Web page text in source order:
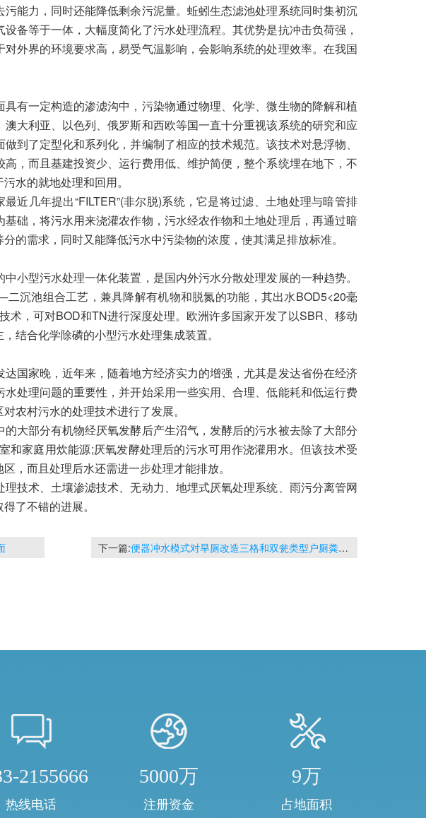
能力，同时还能降低剩余污泥量。蚯蚓生态滤池处理系统同时集初沉
备等于一体，大幅度简化了污水处理流程。其优势是抗冲击负荷强，
外界的环境要求高，易受气温影响，会影响系统的处理效率。在我国
有一定构造的渗滤沟中，污染物通过物理、化学、微生物的降解和植
大利亚、以色列、俄罗斯和西欧等国一直十分重视该系统的研究和应
到了定型化和系列化，并编制了相应的技术规范。该技术对悬浮物、
，而且基建投资少、运行费用低、维护简便，整个系统埋在地下，不
水的就地处理和回用。
近几年提出“FILTER”(非尔脱)系统，它是将过滤、土地处理与暗管排
础，将污水用来浇灌农作物，污水经农作物和土地处理后，再通过暗
的需求，同时又能降低污水中污染物的浓度，使其满足排放标准。
小型污水处理一体化装置，是国内外污水分散处理发展的一种趋势。
沉池组合工艺，兼具降解有机物和脱氮的功能，其出水BOD5<20毫
术，可对BOD和TN进行深度处理。欧洲许多国家开发了以SBR、移动
结合化学除磷的小型污水处理集成装置。
国家晚，近年来，随着地方经济实力的增强，尤其是发达省份在经济
处理问题的重要性，并开始采用一些实用、合理、低能耗和低运行费
农村污水的处理技术进行了发展。
大部分有机物经厌氧发酵后产生沼气，发酵后的污水被去除了大部分
和家庭用炊能源;厌氧发酵处理后的污水可用作浇灌用水。但该技术受
，而且处理后水还需进一步处理才能排放。
技术、土壤渗滤技术、无动力、地埋式厌氧处理系统、雨污分离管网
了不错的进展。
下一篇:便器冲水模式对旱厕改造三格和双瓮类型户厕粪便无害化处理效果的影响
2155666
热线电话
5000万
注册资金
9万
占地面积